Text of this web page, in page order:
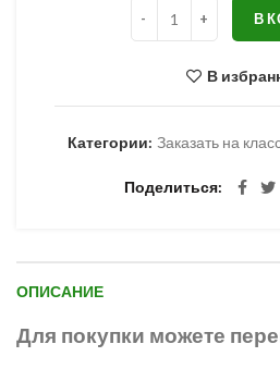
В
В
Категории: Заказать на
Поделиться
ОПИСАНИЕ
Для покупки можете